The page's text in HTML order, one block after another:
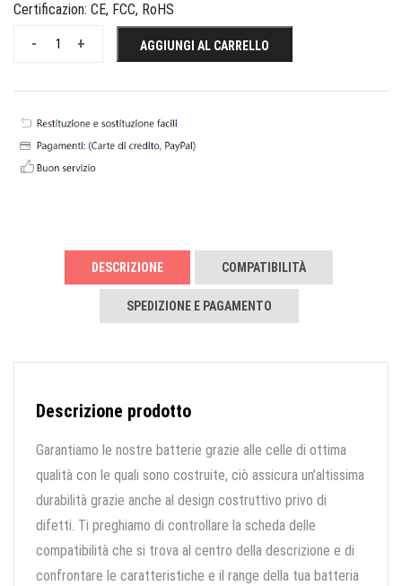
Certificazion: CE, FCC, RoHS
+
- AGGIUNGI AL CARRELLO
DESCRIZIONE COMPATIBILITÀ
SPEDIZIONE E PAGAMENTO
Descrizione prodotto
Garantiamo le nostre batterie grazie alle celle di ottima
qualità con le quali sono costruite, ciò assicura un’altissima
durabilità grazie anche al design costruttivo privo di
difetti. Ti preghiamo di controllare la scheda delle
compatibilità che si trova al centro della descrizione e di
confrontare le caratteristiche e il range della tua batteria